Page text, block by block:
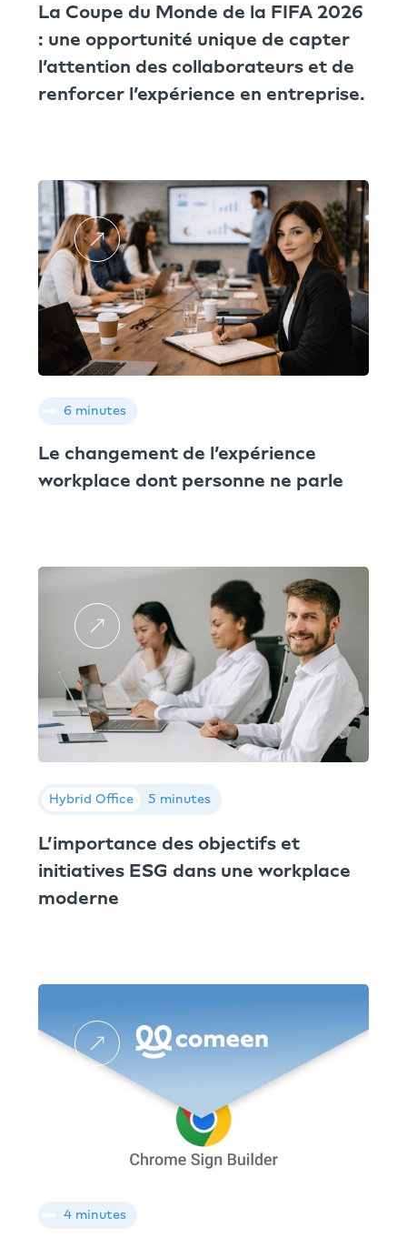
La Coupe du Monde de la FIFA 2026
: une opportunité unique de capter
l’attention des collaborateurs et de
renforcer l’expérience en entreprise.
6 minutes
Le changement de l’expérience
workplace dont personne ne parle
Hybrid Office 5 minutes
L’importance des objectifs et
initiatives ESG dans une workplace
moderne
4 minutes